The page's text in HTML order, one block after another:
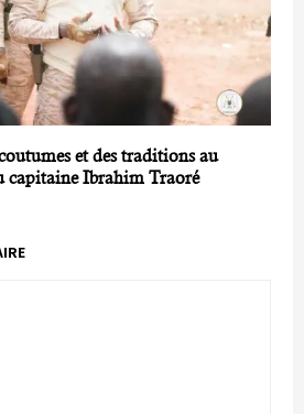
et des traditions au
capitaine Ibrahim Traoré